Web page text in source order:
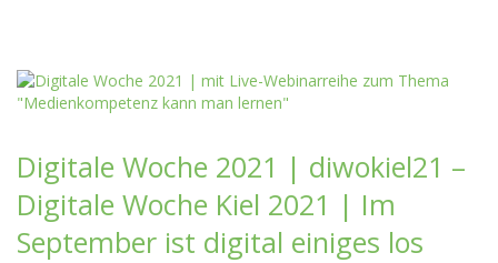
Digitale Woche 2021 | diwokiel21 –
Digitale Woche Kiel 2021 | Im
September ist digital einiges los